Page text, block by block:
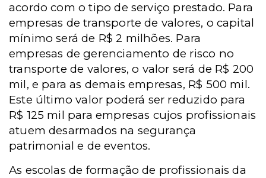
acordo com o tipo de serviço prestado. Para
empresas de transporte de valores, o capital
mínimo será de R$ 2 milhões. Para
empresas de gerenciamento de risco no
transporte de valores, o valor será de R$ 200
mil, e para as demais empresas, R$ 500 mil.
Este último valor poderá ser reduzido para
R$ 125 mil para empresas cujos profissionais
atuem desarmados na segurança
patrimonial e de eventos.
As escolas de formação de profissionais da